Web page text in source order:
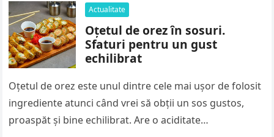
Actualitate
Oțetul de orez în sosuri.
Sfaturi pentru un gust
echilibrat
Oțetul de orez este unul dintre cele mai ușor de folosit
ingrediente atunci când vrei să obții un sos gustos,
proaspăt și bine echilibrat. Are o aciditate…